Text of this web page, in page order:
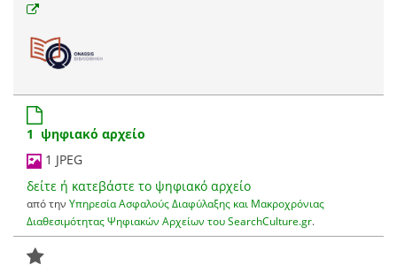
1 ψηφιακό αρχείο
1 JPEG
δείτε ή κατεβάστε το ψηφιακό αρχείο
από την Υπηρεσία Ασφαλούς Διαφύλαξης και Μακροχρόνιας
Διαθεσιμότητας Ψηφιακών Αρχείων του SearchCulture.gr.